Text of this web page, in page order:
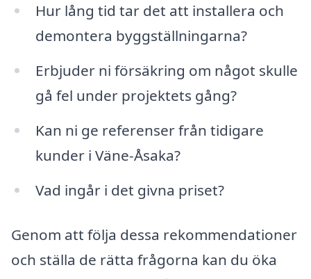
Hur lång tid tar det att installera och
demontera byggställningarna?
Erbjuder ni försäkring om något skulle
gå fel under projektets gång?
Kan ni ge referenser från tidigare
kunder i Väne-Åsaka?
Vad ingår i det givna priset?
Genom att följa dessa rekommendationer
och ställa de rätta frågorna kan du öka